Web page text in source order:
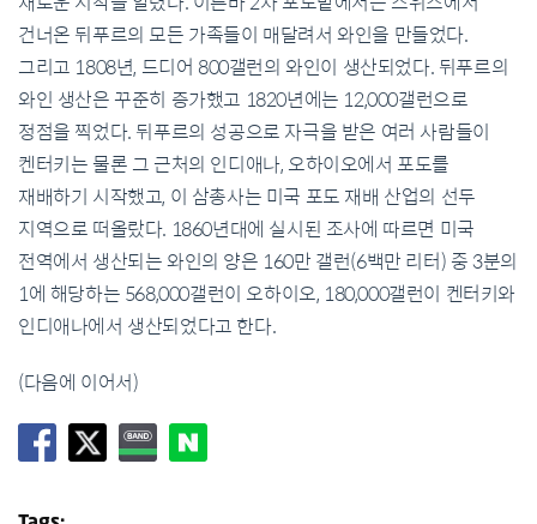
건너온 뒤푸르의 모든 가족들이 매달려서 와인을 만들었다.
그리고 1808년, 드디어 800갤런의 와인이 생산되었다. 뒤푸르의
와인 생산은 꾸준히 증가했고 1820년에는 12,000갤런으로
정점을 찍었다. 뒤푸르의 성공으로 자극을 받은 여러 사람들이
켄터키는 물론 그 근처의 인디애나, 오하이오에서 포도를
재배하기 시작했고, 이 삼총사는 미국 포도 재배 산업의 선두
지역으로 떠올랐다. 1860년대에 실시된 조사에 따르면 미국
전역에서 생산되는 와인의 양은 160만 갤런(6백만 리터) 중 3분의
1에 해당하는 568,000갤런이 오하이오, 180,000갤런이 켄터키와
인디애나에서 생산되었다고 한다.
(다음에 이어서)